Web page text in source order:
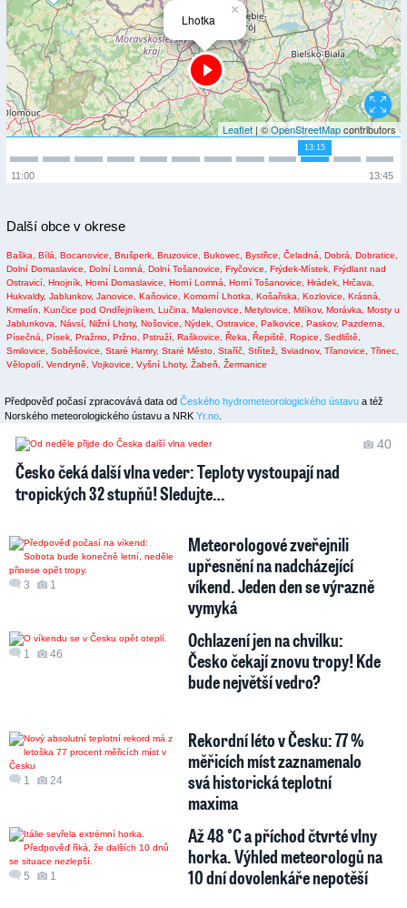
×
Lhotka
Leaflet | ©OpenStreetMapcontributors
13:15
13:45
11:00
Další obce v okrese
Baška, Bílá, Bocanovice, Brušperk, Bruzovice, Bukovec, Bystřice, Čeladná, Dobrá,
Dobratice,
Dolní Domaslavice,
Dolní Lomná, Dolní Tošanovice, Fryčovice, Frýdek-Místek, Frýdlant nad
Ostravicí, Hnojník, Horní Domaslavice, Horní Lomná, Horní Tošanovice, Hrádek, Hrčava,
Hukvaldy, Jablunkov, Janovice, Kaňovice, Komorní Lhotka, Košařiska, Kozlovice,
Krásná,
Krmelín,
Kunčice pod Ondřejníkem, Lučina, Malenovice, Metylovice, Milíkov, Morávka,
Mosty u
Jablunkova,
Návsí, Nižní Lhoty, Nošovice, Nýdek, Ostravice, Palkovice, Paskov, Pazderna,
Písečná,
Písek, Pražmo, Pržno, Pstruží, Raškovice, Řeka, Řepiště, Ropice,
Sedliště,
Smilovice,
Soběšovice, Staré Hamry, Staré Město, Staříč, Střítež, Sviadnov, Třanovice,
Třinec,
Vělopolí, Vendryně, Vojkovice, Vyšní Lhoty, Žabeň, Žermanice
Předpověď počasí zpracovává data od Českého hydrometeorologického ústavu a též
Norského meteorologického ústavu a NRK Yr.no
40
Česko čeká další vlna veder: Teploty vystoupají nad
tropických 32 stupňů! Sledujte…
3 1
Meteorologové zveřejnili
upřesnění na nadcházející
víkend. Jeden den se výrazně
vymyká
1 46
Ochlazení jen na chvilku:
Česko čekají znovu tropy! Kde
bude největší vedro?
1 24
Rekordní léto v Česku: 77 %
měřicích míst zaznamenalo
svá historická teplotní
maxima
5 1
Až 48 °C a příchod čtvrté vlny
horka. Výhled meteorologů na
10 dní dovolenkáře nepotěší